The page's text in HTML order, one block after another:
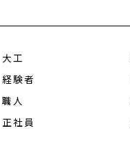
大工
経験者
職人
正社員